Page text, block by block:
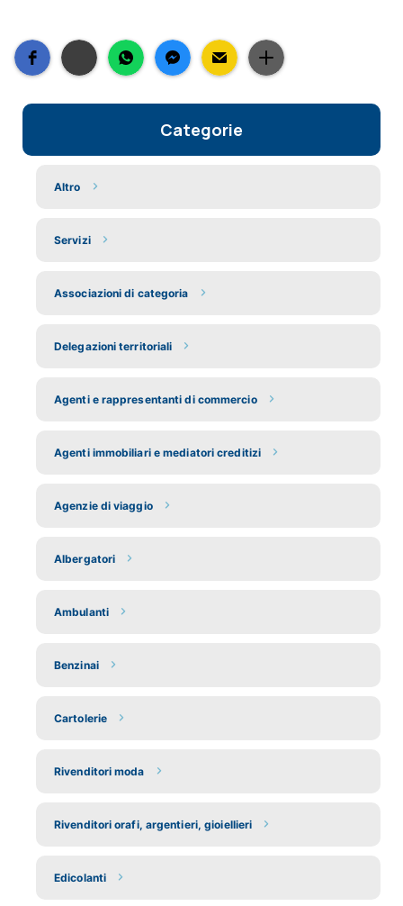
Categorie
Altro
Servizi
Associazioni di categoria
Delegazioni territoriali
Agenti e rappresentanti di commercio
Agenti immobiliari e mediatori creditizi
Agenzie di viaggio
Albergatori
Ambulanti
Benzinai
Cartolerie
Rivenditori moda
Rivenditori orafi, argentieri, gioiellieri
Edicolanti